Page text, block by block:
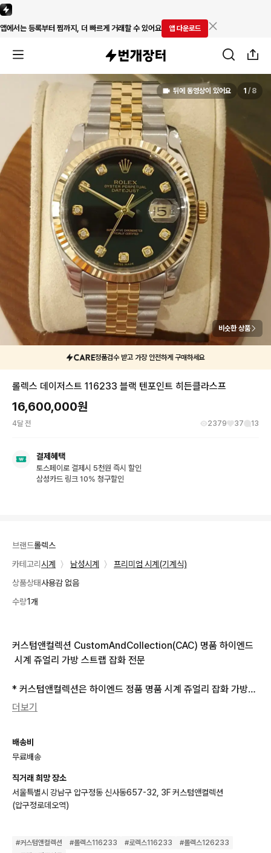
앱에서는 등록부터 찜까지, 더 빠르게 거래할 수 있어요 앱 다운로드
뒤에 동영상이 있어요 1 / 8
비슷한 상품
정품검수 받고 가장 안전하게 구매하세요
롤렉스 데이저스트 116233 블랙 텐포인트 히든클라스프
16,600,000원
4달 전 2379 37 13
결제혜택
토스페이로 결제시 5천원 즉시 할인
삼성카드 링크 10% 청구할인
브랜드롤렉스
카테고리 시계 〉 남성시계 〉
프리미엄 시계(기계식)
상품상태사용감 없음
수량1개
커스텀앤컬렉션 CustomAndCollection(CAC) 명품 하이엔드
시계 쥬얼리 가방 스트랩 잡화 전문
* 커스텀앤컬렉션은 하이엔드 정품 명품 시계 쥬얼리 잡화 가방을
취급하고 있습니다. 강남 오프라인 샵 및 온라인 여러 채널을 통해
ㅡ 브 랜 드 : 롤렉스[ROLEX]
ㅡ 모 델 명 : 데이저스트 116233 블랙 텐포인트[에프터셋팅] 쥬
빌레 18k콤비 히든클라스프
/ 재조립 / 전체검수) / 라이트폴리싱(잔기스, 헤어기스 제거) 완
더보기
배송비
무료배송
직거래 희망 장소
서울특별시 강남구 압구정동 신사동657-32, 3F 커스텀앤컬렉션
(압구정로데오역)
#커스텀앤컬렉션 #롤렉스116233 #로렉스116233 #롤렉스126233